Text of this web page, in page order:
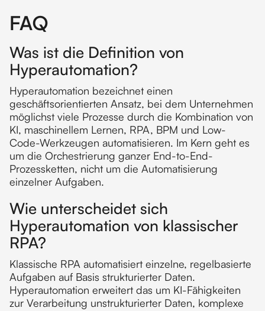
FAQ
Was ist die Definition von
Hyperautomation?
Hyperautomation bezeichnet einen
geschäftsorientierten Ansatz, bei dem Unternehmen
möglichst viele Prozesse durch die Kombination von
KI, maschinellem Lernen, RPA, BPM und Low-
Code-Werkzeugen automatisieren. Im Kern geht es
um die Orchestrierung ganzer End-to-End-
Prozessketten, nicht um die Automatisierung
einzelner Aufgaben.
Wie unterscheidet sich
Hyperautomation von klassischer
RPA?
Klassische RPA automatisiert einzelne, regelbasierte
Aufgaben auf Basis strukturierter Daten.
Hyperautomation erweitert das um KI-Fähigkeiten
zur Verarbeitung unstrukturierter Daten, komplexe